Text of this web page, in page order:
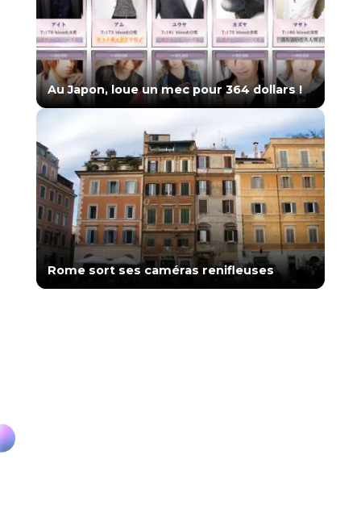
Au Japon, loue un mec pour 364 dollars !
Rome sort ses caméras renifleuses